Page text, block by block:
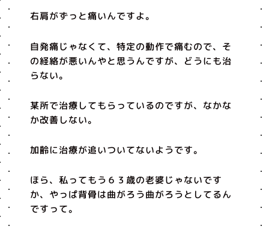
右肩がずっと痛いんですよ。
自発痛じゃなくて、特定の動作で痛むので、そ
の経絡が悪いんやと思うんですが、どうにも治
らない。
某所で治療してもらっているのですが、なかな
か改善しない。
加齢に治療が追いついてないようです。
ほら、私ってもう６３歳の老婆じゃないです
か、やっぱ背骨は曲がろう曲がろうとしてるん
ですって。